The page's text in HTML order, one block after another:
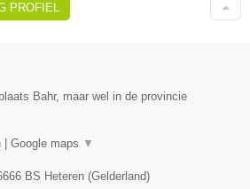
PROFIEL
Bahr, maar wel in de provincie
Google maps ▼
BS Heteren (Gelderland)